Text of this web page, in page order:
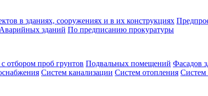
в зданиях, сооружениях и в их конструкциях
Аварийных зданий По предписанию прокуратуры
отбором проб грунтов Подвальных помещений Фасадов
Систем канализации Систем отопления Систем